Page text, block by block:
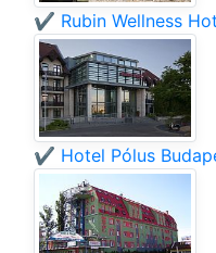
✔️ Rubin Wellness
✔️ Hotel Pólus